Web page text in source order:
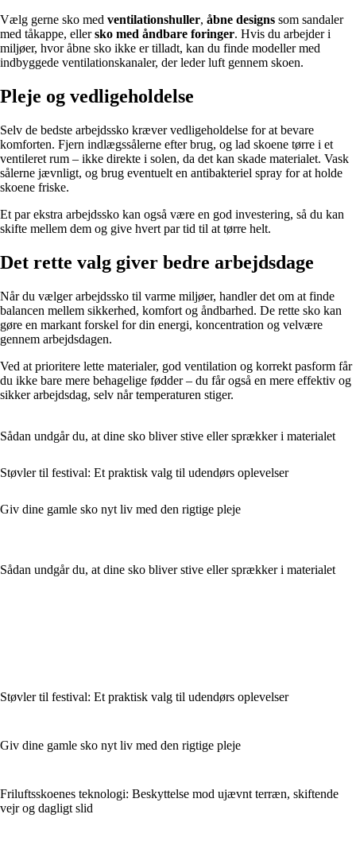
Vælg gerne sko med ventilationshuller, åbne designs som sandaler
med tåkappe, ellersko med åndbare foringer. Hvis du arbejder i
miljøer, hvor åbne sko ikke er tilladt, kan du finde modeller med
indbyggede ventilationskanaler, der leder luft gennem skoen.
Pleje og vedligeholdelse
Selv de bedste arbejdssko kræver vedligeholdelse for at bevare
komforten. Fjern indlægssålerne efter brug, og lad skoene tørre i et
ventileret rum – ikke direkte i solen, da det kan skade materialet. Vask
sålerne jævnligt, og brug eventuelt en antibakteriel spray for at holde
skoene friske.
Et par ekstra arbejdssko kan også være en god investering, så du kan
skifte mellem dem og give hvert par tid til at tørre helt.
Det rette valg giver bedre arbejdsdage
Når du vælger arbejdssko til varme miljøer, handler det om at finde
balancen mellem sikkerhed, komfort og åndbarhed. De rette sko kan
gøre en markant forskel for din energi, koncentration og velvære
gennem arbejdsdagen.
Ved at prioritere lette materialer, god ventilation og korrekt pasform får
du ikke bare mere behagelige fødder – du får også en mere effektiv og
sikker arbejdsdag, selv når temperaturen stiger.
Sådan undgår du, at dine sko bliver stive eller sprækker i materialet
Støvler til festival: Et praktisk valg til udendørs oplevelser
Giv dine gamle sko nyt liv med den rigtige pleje
Sådan undgår du, at dine sko bliver stive eller sprækker i materialet
Støvler til festival: Et praktisk valg til udendørs oplevelser
Giv dine gamle sko nyt liv med den rigtige pleje
Friluftsskoenes teknologi: Beskyttelse mod ujævnt terræn, skiftende
vejr og dagligt slid